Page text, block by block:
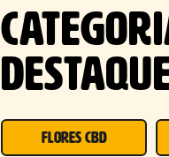
FLORES CBD